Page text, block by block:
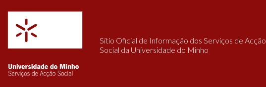
Sítio Oficial de Informação dos Serviços de Acção
Social da Universidade do Minho